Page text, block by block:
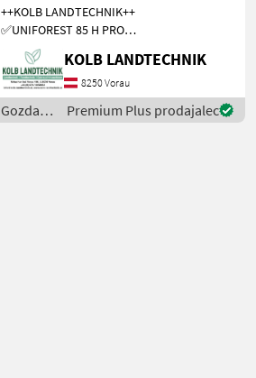
++KOLB LANDTECHNIK++
✅UNIFOREST 85 H PRO
Funkseilwinde ✅8, 5t
Zugkraft ✅200cm
Schildbreite
✅hydraulischer Seilausstoß
✅inkl. TERRA Profi Funk -
KOLB LANDTECHNIK
8250 Vorau
Gozdarska
in
Premium Plus prodajalec